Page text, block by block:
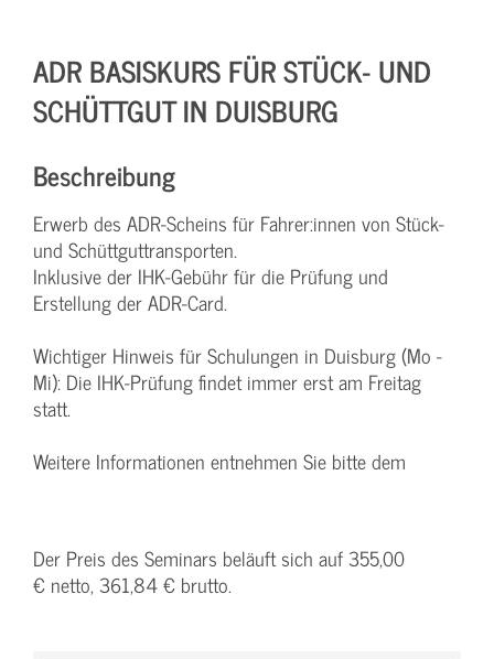
ADR BASISKURS FÜR STÜCK- UND
SCHÜTTGUT IN DUISBURG
Beschreibung
Erwerb des ADR-Scheins für Fahrer:innen von Stück-
und Schüttguttransporten.
Inklusive der IHK-Gebühr für die Prüfung und
Erstellung der ADR-Card.
Wichtiger Hinweis für Schulungen in Duisburg (Mo -
Mi): Die IHK-Prüfung findet immer erst am Freitag
statt.
Weitere Informationen entnehmen Sie bitte dem
Der Preis des Seminars beläuft sich auf 355,00
€ netto, 361,84 € brutto.